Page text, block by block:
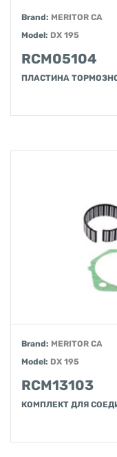
Brand: MERITOR CA
Model: DX 195
RCM05104
ПЛАСТИНА
Brand: MERITOR CA
Model: DX 195
RCM13103
КОМПЛЕКТ ДЛЯ